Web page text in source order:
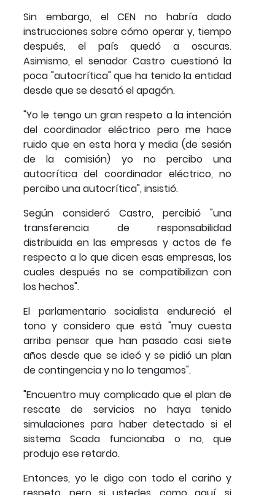
Sin embargo, el CEN no habría dado
instrucciones sobre cómo operar y, tiempo
después, el país quedó a oscuras.
Asimismo, el senador Castro cuestionó la
poca "autocrítica" que ha tenido la entidad
desde que se desató el apagón.
"Yo le tengo un gran respeto a la intención
del coordinador eléctrico pero me hace
ruido que en esta hora y media (de sesión
de la comisión) yo no percibo una
autocrítica del coordinador eléctrico, no
percibo una autocrítica", insistió.
Según consideró Castro, percibió "una
transferencia de responsabilidad
distribuida en las empresas y actos de fe
respecto a lo que dicen esas empresas, los
cuales después no se compatibilizan con
los hechos".
El parlamentario socialista endureció el
tono y considero que está "muy cuesta
arriba pensar que han pasado casi siete
años desde que se ideó y se pidió un plan
de contingencia y no lo tengamos".
"Encuentro muy complicado que el plan de
rescate de servicios no haya tenido
simulaciones para haber detectado si el
sistema Scada funcionaba o no, que
produjo ese retardo.
Entonces, yo le digo con todo el cariño y